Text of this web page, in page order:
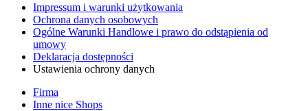
Impressum i warunki użytkowania
Ochrona danych osobowych
Ogólne Warunki Handlowe i prawo do odstąpienia od
umowy
Deklaracja dostępności
Ustawienia ochrony danych
Firma
Inne nice Shops